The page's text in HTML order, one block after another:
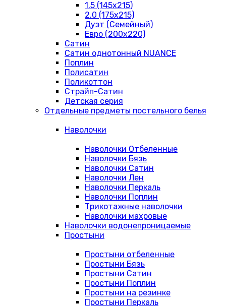
1.5 (145х215)
2.0 (175х215)
Дуэт (Семейный)
Евро (200х220)
Сатин
Сатин однотонный NUANCE
Поплин
Полисатин
Поликоттон
Страйп-Сатин
Детская серия
Отдельные предметы постельного белья
Наволочки
Наволочки Отбеленные
Наволочки Бязь
Наволочки Сатин
Наволочки Лен
Наволочки Перкаль
Наволочки Поплин
Трикотажные наволочки
Наволочки махровые
Наволочки водонепроницаемые
Простыни
Простыни отбеленные
Простыни Бязь
Простыни Сатин
Простыни Поплин
Простыни на резинке
Простыни Перкаль